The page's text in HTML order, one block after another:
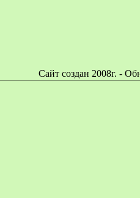
Сайт создан 2008г. -